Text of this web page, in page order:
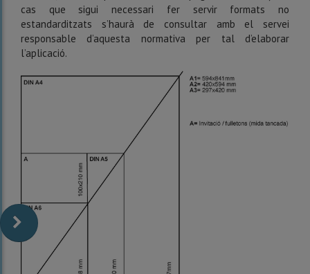
cas que sigui necessari fer servir formats no
estandarditzats s’haurà de consultar amb el servei
responsable d’aquesta normativa per tal d’elaborar
l’aplicació.